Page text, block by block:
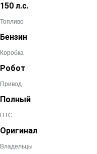
150 л.с.
Топливо
Бензин
Коробка
Робот
Привод
Полный
ПТС
Оригинал
Владельцы